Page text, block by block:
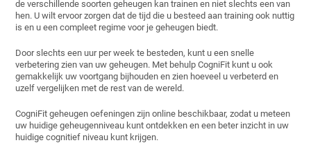
de verschillende soorten geheugen kan trainen en niet slechts een van
hen. U wilt ervoor zorgen dat de tijd die u besteed aan training ook nuttig
is en u een compleet regime voor je geheugen biedt.
Door slechts een uur per week te besteden, kunt u een snelle
verbetering zien van uw geheugen. Met behulp CogniFit kunt u ook
gemakkelijk uw voortgang bijhouden en zien hoeveel u verbeterd en
uzelf vergelijken met de rest van de wereld.
CogniFit geheugen oefeningen zijn online beschikbaar, zodat u meteen
uw huidige geheugenniveau kunt ontdekken en een beter inzicht in uw
huidige cognitief niveau kunt krijgen.